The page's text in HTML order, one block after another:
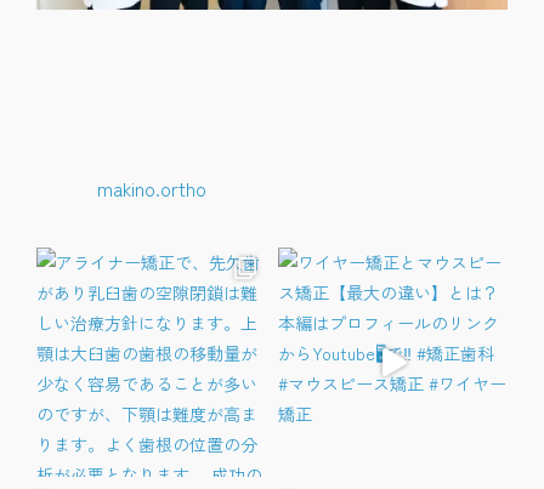
makino.ortho